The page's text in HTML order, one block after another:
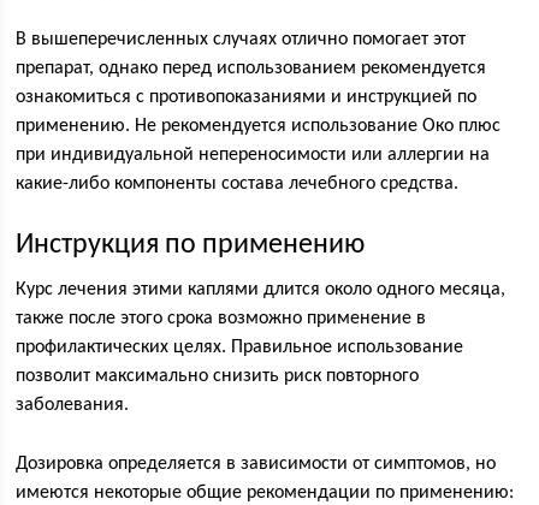
В вышеперечисленных случаях отлично помогает этот
препарат, однако перед использованием рекомендуется
ознакомиться с противопоказаниями и инструкцией по
применению. Не рекомендуется использование Око плюс
при индивидуальной непереносимости или аллергии на
какие-либо компоненты состава лечебного средства.
Инструкция по применению
Курс лечения этими каплями длится около одного месяца,
также после этого срока возможно применение в
профилактических целях. Правильное использование
позволит максимально снизить риск повторного
заболевания.
Дозировка определяется в зависимости от симптомов, но
имеются некоторые общие рекомендации по применению: